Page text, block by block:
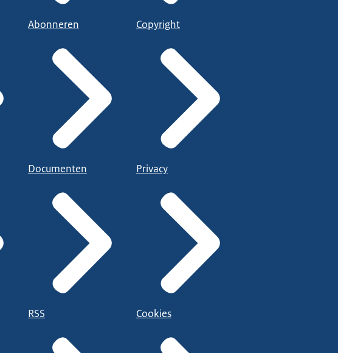
Abonneren
Documenten
RSS
Copyright
Privacy
Cookies